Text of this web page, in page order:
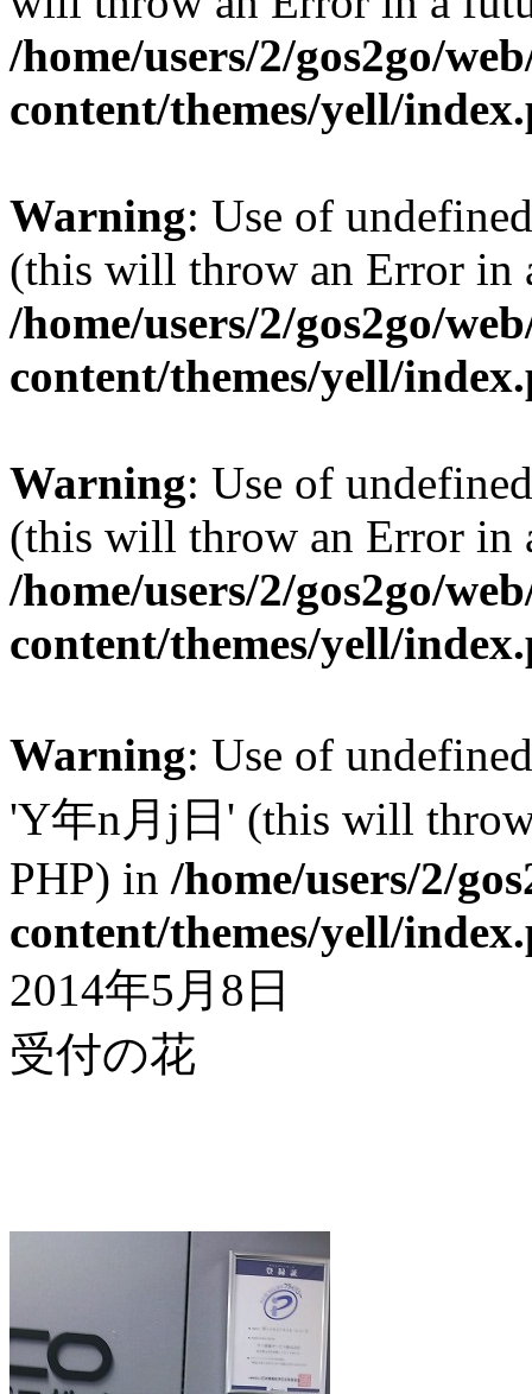
/home/users/2/gos2go/
content/themes/yell/
Warning: Use of
(this will throw an Error in
/home/users/2/gos2go/
content/themes/yell/
Warning: Use of
(this will throw an Error in
/home/users/2/gos2go/
content/themes/yell/
Warning: Use of
'Y年n月j日' (this will
PHP) in /home/users/2/
content/themes/yell/
2014年5月8日
受付の花